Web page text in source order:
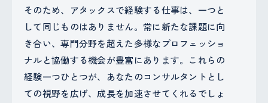
そのため、アタックスで経験する仕事は、一つと
して同じものはありません。常に新たな課題に向
き合い、専門分野を超えた多様なプロフェッショ
ナルと協働する機会が豊富にあります。これらの
経験一つひとつが、あなたのコンサルタントとし
ての視野を広げ、成長を加速させてくれるでしょ